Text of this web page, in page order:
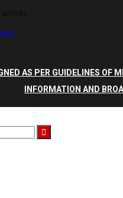
AS PER GUIDELINES OF
INFORMATION AND